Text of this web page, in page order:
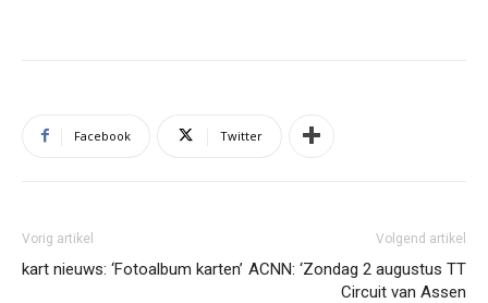
Facebook Twitter
Vorig artikel
kart nieuws: ‘Fotoalbum karten’
Volgend artikel
ACNN: ‘Zondag 2 augustus TT
Circuit van Assen